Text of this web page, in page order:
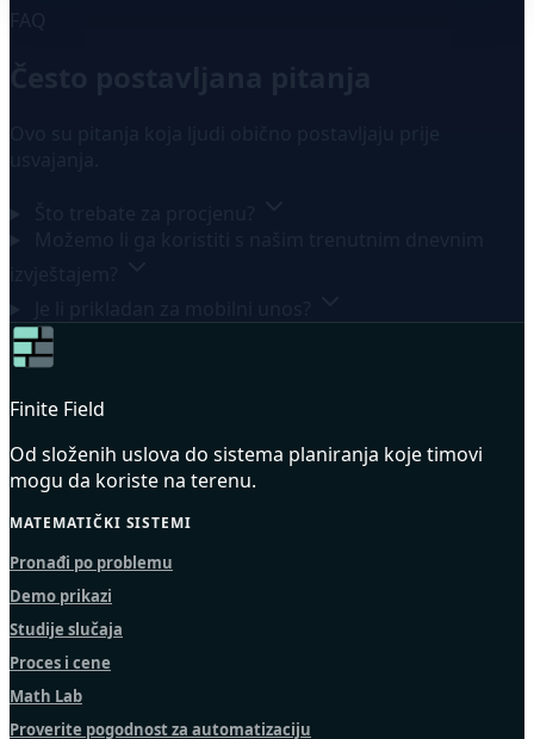
Finite Field
Od složenih uslova do sistema planiranja koje timovi
mogu da koriste na terenu.
MATEMATIČKI SISTEMI
Pronađi po problemu
Demo prikazi
Studije slučaja
Proces i cene
Math Lab
Proverite pogodnost za automatizaciju